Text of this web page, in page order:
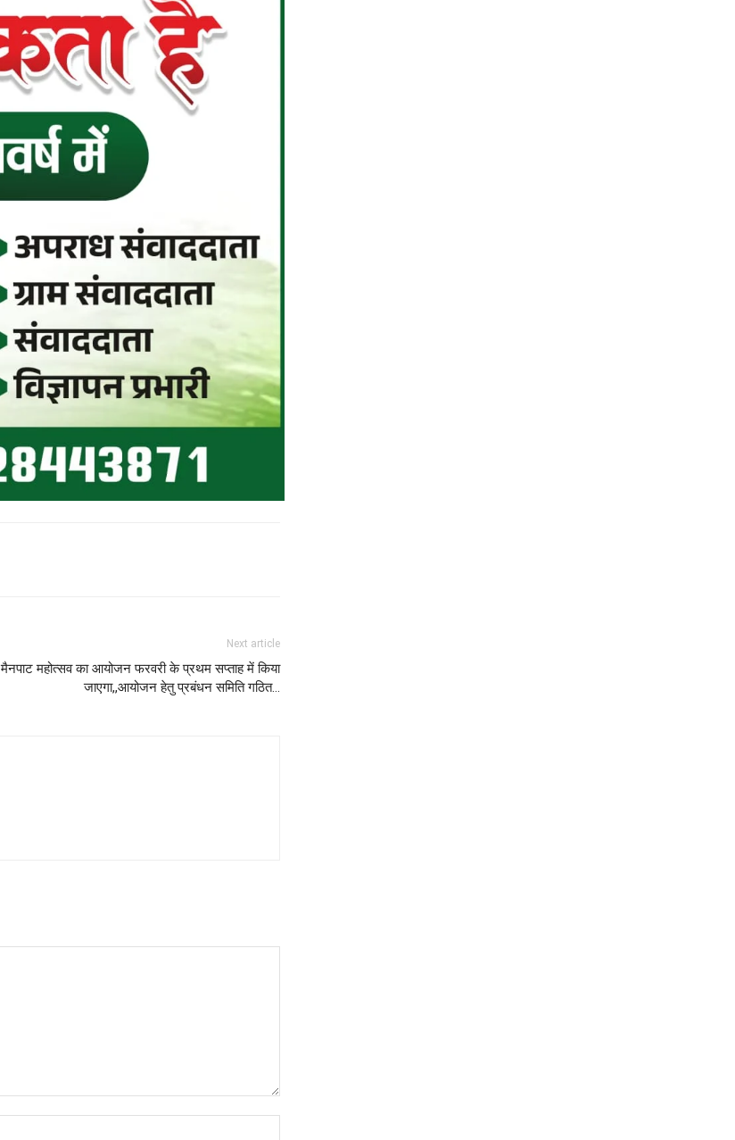
Next article
मैनपाट महोत्सव का आयोजन फरवरी के प्रथम सप्ताह में किया
जाएगा,,आयोजन हेतु प्रबंधन समिति गठित…